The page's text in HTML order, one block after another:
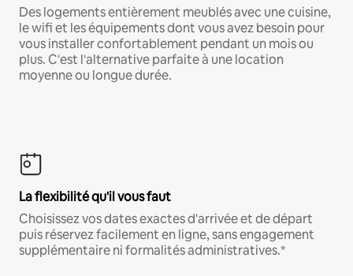
Des logements entièrement meublés avec une cuisine,
le wifi et les équipements dont vous avez besoin pour
vous installer confortablement pendant un mois ou
plus. C'est l'alternative parfaite à une location
moyenne ou longue durée.
La flexibilité qu'il vous faut
Choisissez vos dates exactes d'arrivée et de départ
puis réservez facilement en ligne, sans engagement
supplémentaire ni formalités administratives.*